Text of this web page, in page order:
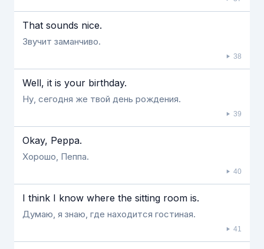
That sounds nice.
Звучит заманчиво.
38
Well, it is your birthday.
Ну, сегодня же твой день рождения.
39
Okay, Peppa.
Хорошо, Пеппа.
40
I think I know where the sitting room is.
Думаю, я знаю, где находится гостиная.
41